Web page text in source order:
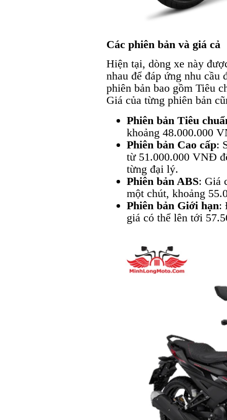
Các phiên bản và giá cả
Hiện tại, dòng xe này
nhau để đáp ứng nhu cầu
phiên bản bao gồm Tiêu
Giá của từng phiên bản
Phiên bản Tiêu
khoảng 48.000.000
Phiên bản Cao cấp:
từ 51.000.000 VNĐ
từng đại lý.
Phiên bản ABS: Giá
một chút, khoảng
Phiên bản Giới hạn:
giá có thể lên tới